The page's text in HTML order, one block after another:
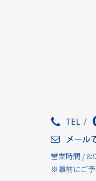
営業時間 /
※事前にご予